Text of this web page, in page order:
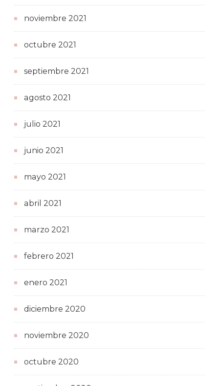
noviembre 2021
octubre 2021
septiembre 2021
agosto 2021
julio 2021
junio 2021
mayo 2021
abril 2021
marzo 2021
febrero 2021
enero 2021
diciembre 2020
noviembre 2020
octubre 2020